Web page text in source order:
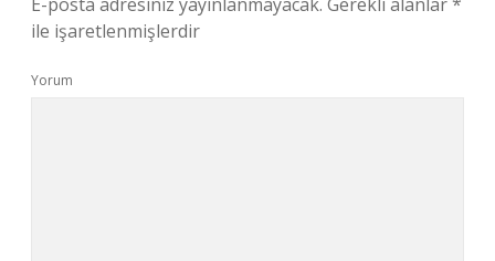
ile işaretlenmişlerdir
Yorum